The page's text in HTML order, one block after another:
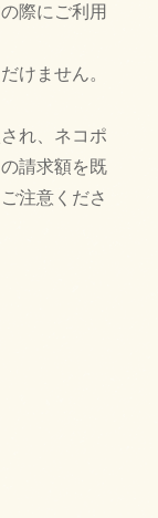
際にご利用
けません。
れ、ネコポ
請求額を既
注意くださ